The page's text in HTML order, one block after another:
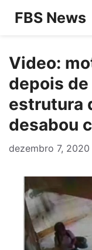
Pular
conteúdo
FBS News
Video:
depois
estrutura
desabou
dezembro 7, 2020